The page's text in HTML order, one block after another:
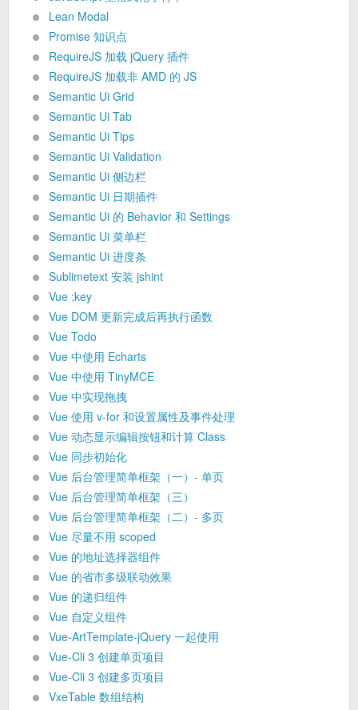
Lean Modal
Promise 知识点
RequireJS 加载 jQuery 插件
RequireJS 加载非 AMD 的 JS
Semantic Ui Grid
Semantic Ui Tab
Semantic Ui Tips
Semantic Ui Validation
Semantic Ui 侧边栏
Semantic Ui 日期插件
Semantic Ui 的 Behavior 和 Settings
Semantic Ui 菜单栏
Semantic Ui 进度条
Sublimetext 安装 jshint
Vue :key
Vue DOM 更新完成后再执行函数
Vue Todo
Vue 中使用 Echarts
Vue 中使用 TinyMCE
Vue 中实现拖拽
Vue 使用 v-for 和设置属性及事件处理
Vue 动态显示编辑按钮和计算 Class
Vue 同步初始化
Vue 后台管理简单框架（一）- 单页
Vue 后台管理简单框架（三）
Vue 后台管理简单框架（二）- 多页
Vue 尽量不用 scoped
Vue 的地址选择器组件
Vue 的省市多级联动效果
Vue 的递归组件
Vue 自定义组件
Vue-ArtTemplate-jQuery 一起使用
Vue-Cli 3 创建单页项目
Vue-Cli 3 创建多页项目
VxeTable 数组结构